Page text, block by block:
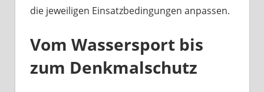
die jeweiligen Einsatzbedingungen anpassen.
Vom Wassersport bis
zum Denkmalschutz